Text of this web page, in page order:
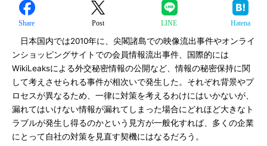
Share Post LINE Hatena
日本国内では2010年に、尖閣諸島での映像流出事件やオンライ
ンショッピングサイトでの会員情報流出事件、国際的には
WikiLeaksによる外交秘密情報の公開など、情報の秘密保持に関
して考えさせられる事件が相次いで発生した。それぞれ背景やプ
ロセスが異なるため、一律に対策を考えるわけにはいかないが、
漏れてはいけない情報が漏れてしまった場合にどれほど大きなト
ラブルが発生し得るのかという見方が一般化すれば、多くの企業
にとって自社の対策を見直す契機にはなるだろう。